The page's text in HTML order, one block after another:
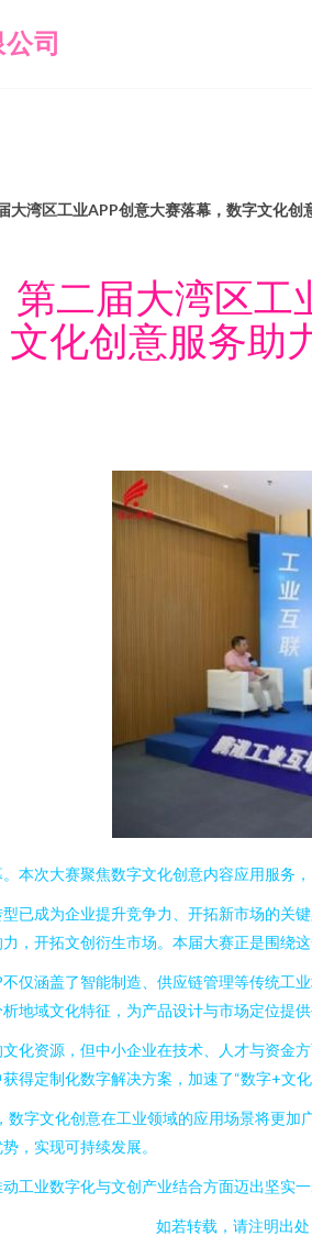
司
大湾区工业APP创意大赛落幕，数字文化
第二届大湾区工
文化创意服务助
本次大赛聚焦数字文化创意内容应用服务
已成为企业提升竞争力、开拓新市场的关
，开拓文创衍生市场。本届大赛正是围绕
仅涵盖了智能制造、供应链管理等传统工
地域文化特征，为产品设计与市场定位提
化资源，但中小企业在技术、人才与资
得定制化数字解决方案，加速了“数字+文化
字文化创意在工业领域的应用场景将更
，实现可持续发展。
工业数字化与文创产业结合方面迈出坚实
如若转载，请注明出